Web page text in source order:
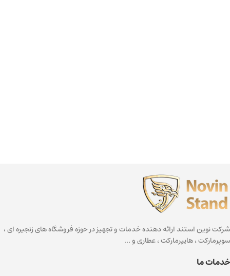
شرکت نوین استند ارائه دهنده خدمات و تجهیز در حوزه فروشگاه های زنجیره ای ،
سوپرمارکت ، هایپرمارکت ، عطاری و …
خدمات ما